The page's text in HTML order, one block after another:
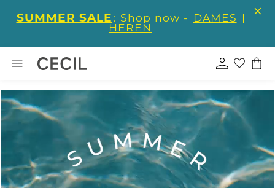
SUMMER SALE : Shop now - DAMES |
HEREN